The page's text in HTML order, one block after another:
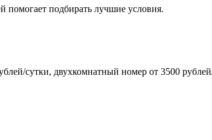
помогает подбирать лучшие условия.
сутки, двухкомнатный номер от 3500